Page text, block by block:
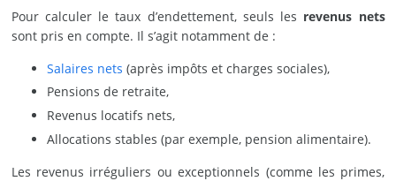
Pour calculer le taux d’endettement, seuls les revenus nets
sont pris en compte. Il s’agit notamment de :
Salaires nets (après impôts et charges sociales),
Pensions de retraite,
Revenus locatifs nets,
Allocations stables (par exemple, pension alimentaire).
Les revenus irréguliers ou exceptionnels (comme les primes,